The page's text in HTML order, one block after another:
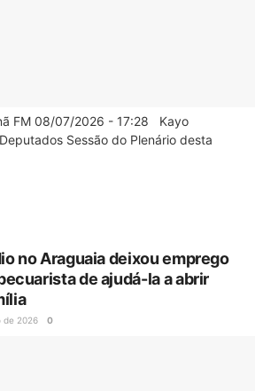
FM 08/07/2026 - 17:28 Kayo
Sessão do Plenário desta
no Araguaia deixou emprego
de ajudá-la a abrir
de 2026 0